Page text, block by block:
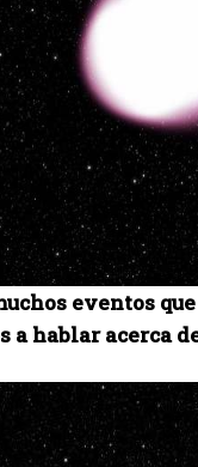
eventos
a hablar acerca